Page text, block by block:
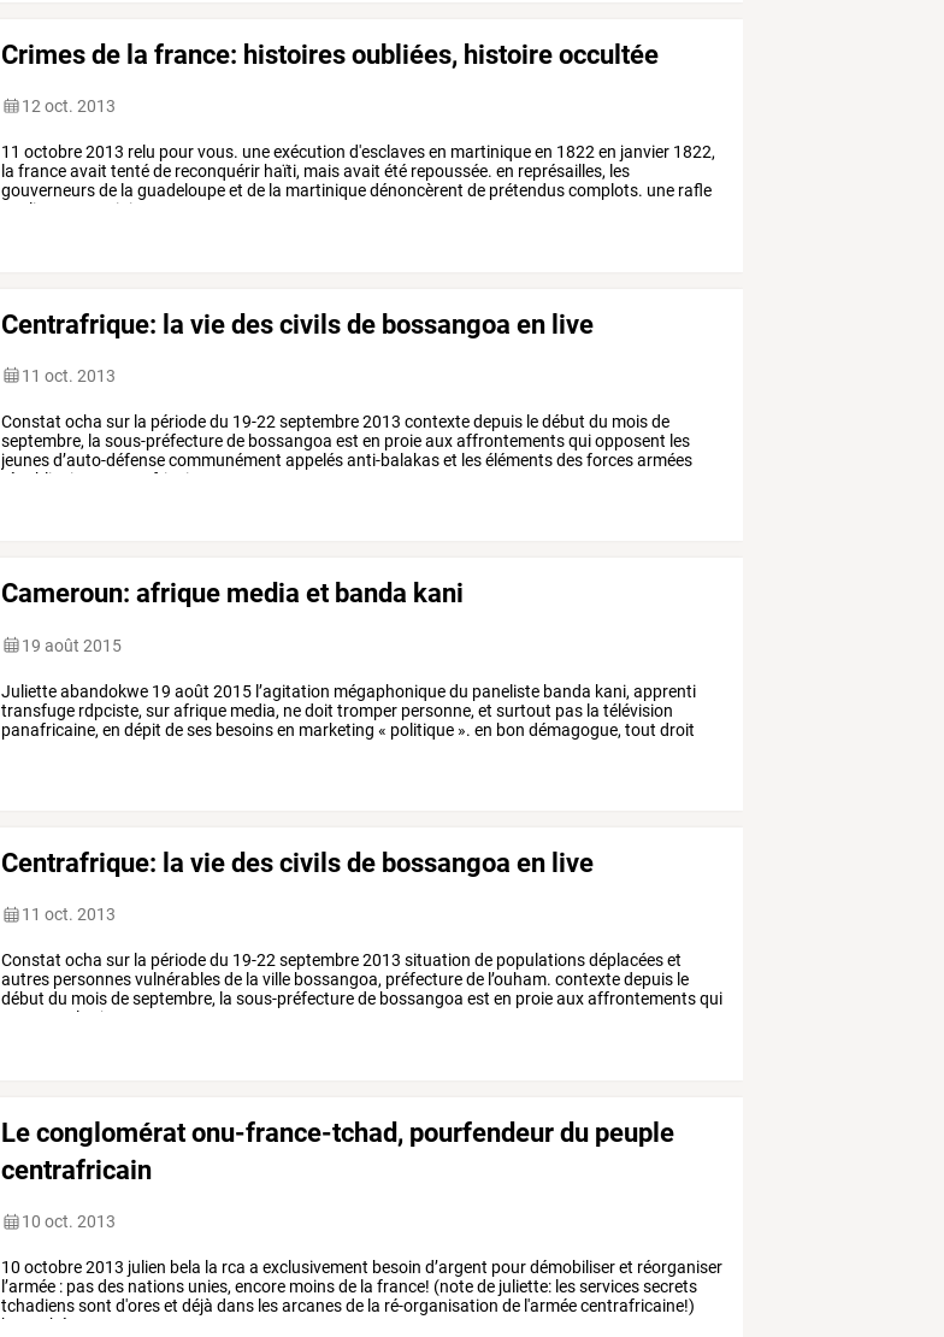
Crimes de la france: histoires oubliées, histoire occultée
12 oct. 2013
11 octobre2013 relu pourvous. uneexécution d'esclavesen martiniqueen 1822 en janvier 1822,
la franceavait tentéde reconquérir haïti, maisavait été repoussée. en représailles, les
gouverneursde la guadeloupeet de la martiniquedénoncèrent de prétenduscomplots. une rafle
lieu martinique
Centrafrique: la vie des civils de bossangoa en live
11 oct. 2013
Constat ocha sur la périodedu 19-22 septembre2013 contextedepuis ledébut du moisde
septembre, la sous-préfecturede bossangoa est en proieauxaffrontementsquiopposent les
jeunesd’auto-défensecommunément appelésanti-balakaset lesélémentsdesforcesarmées
républicaines
centrafricaines
Cameroun: afrique media et banda kani
19 août 2015
Julietteabandokwe 19 août 2015 l’agitation mégaphoniquedu paneliste banda kani, apprenti
transfuge rdpciste, surafrique media, nedoit tromper personne, et surtout pas la télévision
panafricaine, en dépit deses besoinsen marketing « politique ». en bon démagogue, tout droit
Centrafrique: la vie des civils de bossangoa en live
11 oct. 2013
Constat ocha sur la périodedu 19-22septembre2013 situation de populationsdéplacéeset
autres personnesvulnérablesde la ville bossangoa, préfecturede l’ouham. contextedepuis le
début du moisdeseptembre, la sous-préfecturede bossangoa est en proieauxaffrontementsqui
les jeunes
Le conglomérat onu-france-tchad, pourfendeur du peuple
centrafricain
10 oct. 2013
10 octobre2013 julien bela la rca a exclusivement besoin d’argent pourdémobiliseret réorganiser
l’armée : pasdes nations unies,encore moinsde la france! (notede juliette: lesservicessecrets
tchadienssont d'oreset déjà dans lesarcanesde la ré-organisation de l'arméecentrafricaine!)
boy-rabé